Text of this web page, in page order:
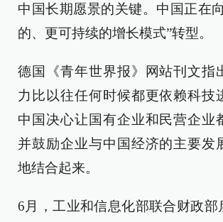
中国长期愿景的关键。中国正在
的、更可持续的增长模式”转型。
德国《青年世界报》网站刊文指
力比以往任何时候都更依赖科技
中国决心让国有企业和民营企业
并鼓励企业与中国经济的主要发
地结合起来。
6月，工业和信息化部联合财政部